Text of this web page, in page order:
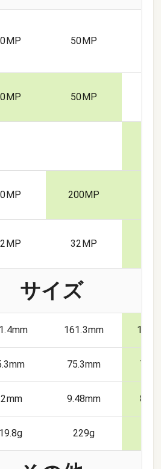
MP 50 MP
MP 50 MP
MP 200MP
MP 32 MP
サイズ
161.3mm
75.3mm
9.48mm
229g